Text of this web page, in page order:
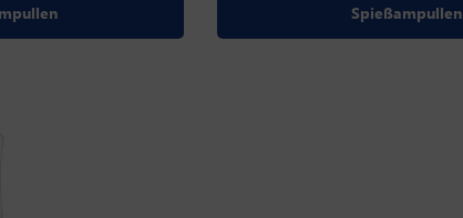
Spießampullen